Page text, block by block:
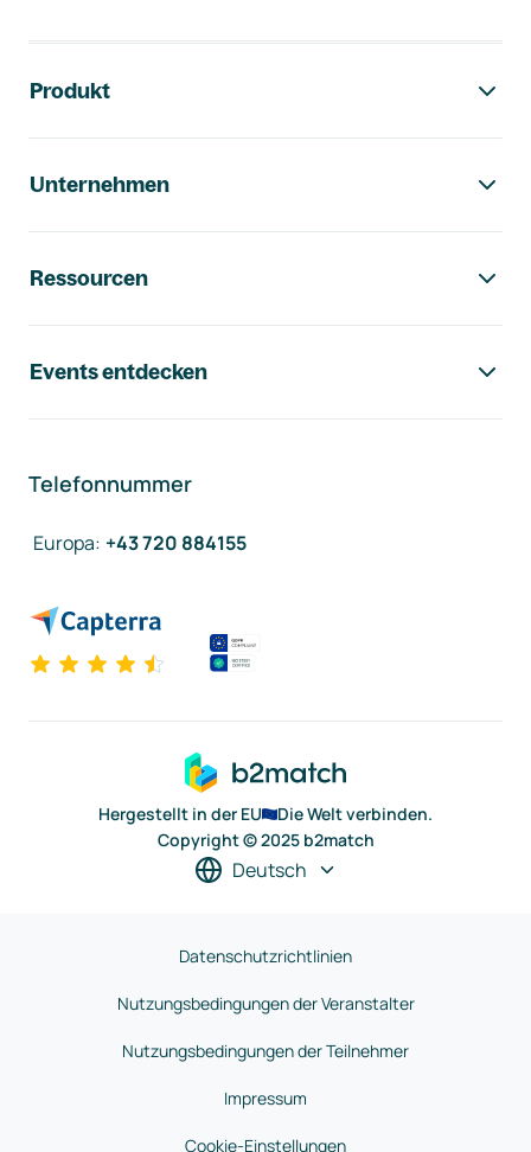
Produkt
Unternehmen
Ressourcen
Events entdecken
Telefonnummer
Europa: +43 720 884155
Hergestellt in der EU
Die Welt verbinden.
Copyright © 2025 b2match
Deutsch
Datenschutzrichtlinien
Nutzungsbedingungen der Veranstalter
Nutzungsbedingungen der Teilnehmer
Impressum
Cookie-Einstellungen